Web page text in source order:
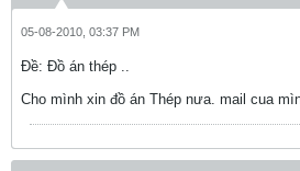
05-08-2010, 03:37 PM
Ðề: Đồ án thép ..
Cho mình xin đồ án Thép nưa. mail cua